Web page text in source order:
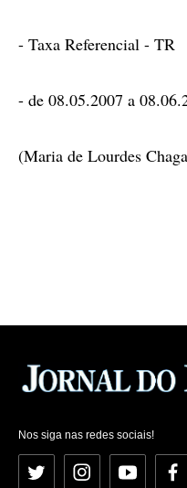
- Taxa Referencial - TR
- de 08.05.2007 a
(Maria de Lourdes
Nos siga nas redes sociais!
Twitter InstagramYouTube